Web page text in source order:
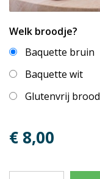
Welk broodje?
Baquette bruin
Baquette wit
Glutenvrij brood
€ 8,00